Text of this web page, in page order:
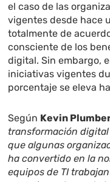
el caso de las
vigentes desde hace
totalmente de
consciente de los
digital. Sin embargo,
iniciativas vigentes
porcentaje se eleva
Según Kevin
transformación
que algunas
ha convertido en la
equipos de TI